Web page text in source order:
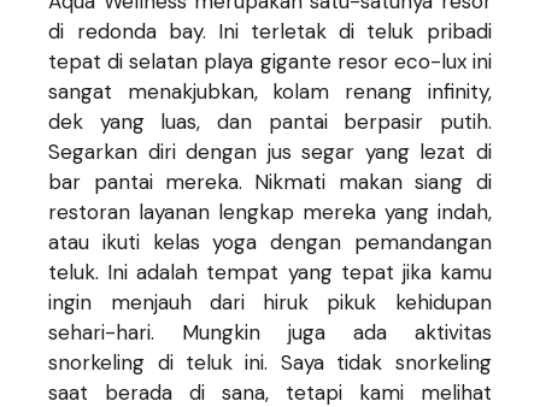
di redonda bay. Ini terletak di teluk pribadi
tepat di selatan playa gigante resor eco-lux ini
sangat menakjubkan, kolam renang infinity,
dek yang luas, dan pantai berpasir putih.
Segarkan diri dengan jus segar yang lezat di
bar pantai mereka. Nikmati makan siang di
restoran layanan lengkap mereka yang indah,
atau ikuti kelas yoga dengan pemandangan
teluk. Ini adalah tempat yang tepat jika kamu
ingin menjauh dari hiruk pikuk kehidupan
sehari-hari. Mungkin juga ada aktivitas
snorkeling di teluk ini. Saya tidak snorkeling
saat berada di sana, tetapi kami melihat